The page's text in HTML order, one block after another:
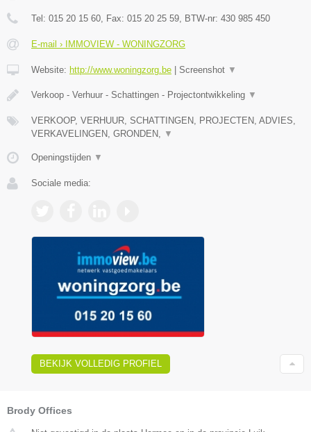
Tel: 015 20 15 60 , Fax: 015 20 25 59 , BTW-nr: 430 985 450
E-mail › IMMOVIEW - WONINGZORG
Website: http://www.woningzorg.be | Screenshot ▼
Verkoop - Verhuur - Schattingen - Projectontwikkeling ▼
VERKOOP, VERHUUR, SCHATTINGEN, PROJECTEN, ADVIES,
VERKAVELINGEN, GRONDEN,
▼
Openingstijden ▼
Sociale media:
BEKIJK VOLLEDIG PROFIEL
Brody Offices